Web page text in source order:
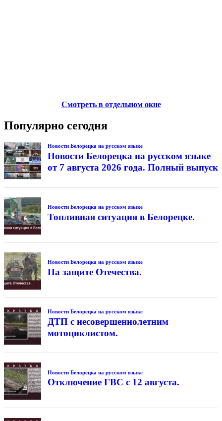
Смотреть в отдельном окне
Популярно сегодня
Новости Белорецка на русском языке
Новости Белорецка на русском языке
от 7 августа 2026 года. Полный выпуск
Новости Белорецка на русском языке
Топливная ситуация в Белорецке.
Новости Белорецка на русском языке
На защите Отечества.
Новости Белорецка на русском языке
ДТП с несовершеннолетним
мотоциклистом.
Новости Белорецка на русском языке
Отключение ГВС с 12 августа.